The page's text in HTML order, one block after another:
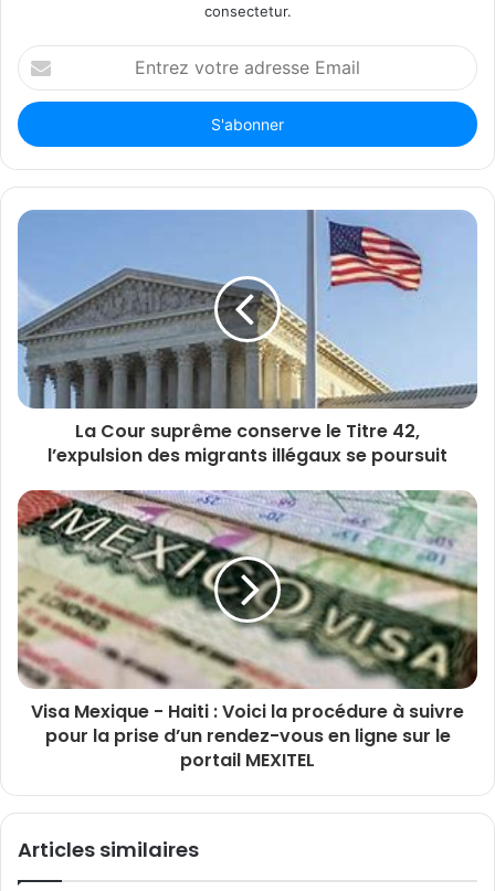
consectetur.
Entrez
votre
adresse
Email
La Cour suprême conserve le Titre 42,
l’expulsion des migrants illégaux se poursuit
Visa Mexique - Haiti : Voici la procédure à suivre
pour la prise d’un rendez-vous en ligne sur le
portail MEXITEL
Articles similaires